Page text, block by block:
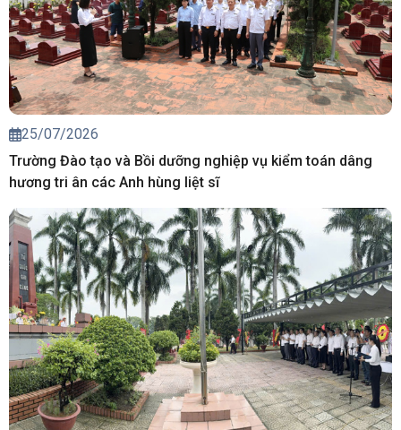
25/07/2026
Trường Đào tạo và Bồi dưỡng nghiệp vụ kiểm toán dâng
hương tri ân các Anh hùng liệt sĩ